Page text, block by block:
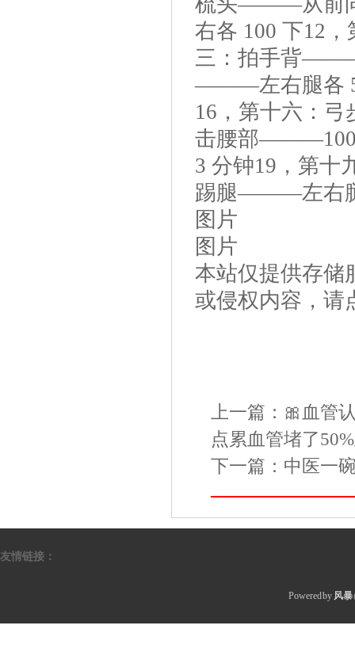
右各 100 下12
三：拍手背———
———左右腿各
16，第十六：
击腰部———100
3 分钟19，第
踢腿———左右
图片
图片
本站仅提供存储
或侵权内容，请
上一篇： 🎀血管
点累血管堵了
下一篇： 中医一
友情链接：
Powered by 风暴